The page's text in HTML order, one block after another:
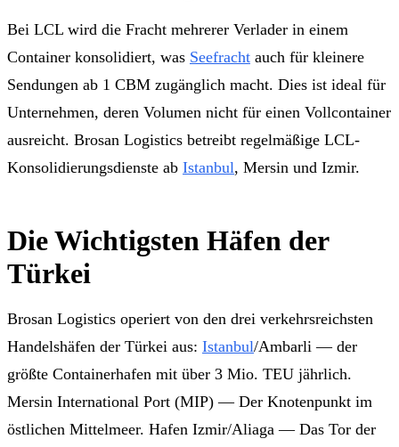
Bei LCL wird die Fracht mehrerer Verlader in einem
Container konsolidiert, was Seefracht auch für kleinere
Sendungen ab 1 CBM zugänglich macht. Dies ist ideal für
Unternehmen, deren Volumen nicht für einen Vollcontainer
ausreicht. Brosan Logistics betreibt regelmäßige LCL-
Konsolidierungsdienste ab Istanbul, Mersin und Izmir.
Die Wichtigsten Häfen der
Türkei
Brosan Logistics operiert von den drei verkehrsreichsten
Handelshäfen der Türkei aus: Istanbul/Ambarli — der
größte Containerhafen mit über 3 Mio. TEU jährlich.
Mersin International Port (MIP) — Der Knotenpunkt im
östlichen Mittelmeer. Hafen Izmir/Aliaga — Das Tor der